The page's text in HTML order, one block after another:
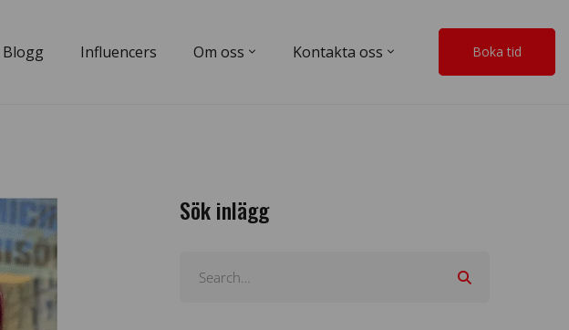
Blogg Influencers Om oss Kontakta oss Boka tid
Sök inlägg